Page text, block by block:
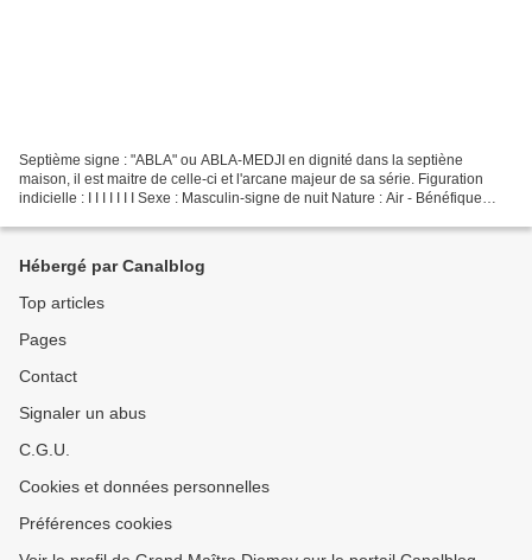
Septième signe : "ABLA" ou ABLA-MEDJI en dignité dans la septiène
maison, il est maitre de celle-ci et l'arcane majeur de sa série. Figuration
indicielle : I I I I I I I Sexe : Masculin-signe de nuit Nature : Air - Bénéfique
Hébergé par Canalblog
Top articles
Pages
Contact
Signaler un abus
C.G.U.
Cookies et données personnelles
Préférences cookies